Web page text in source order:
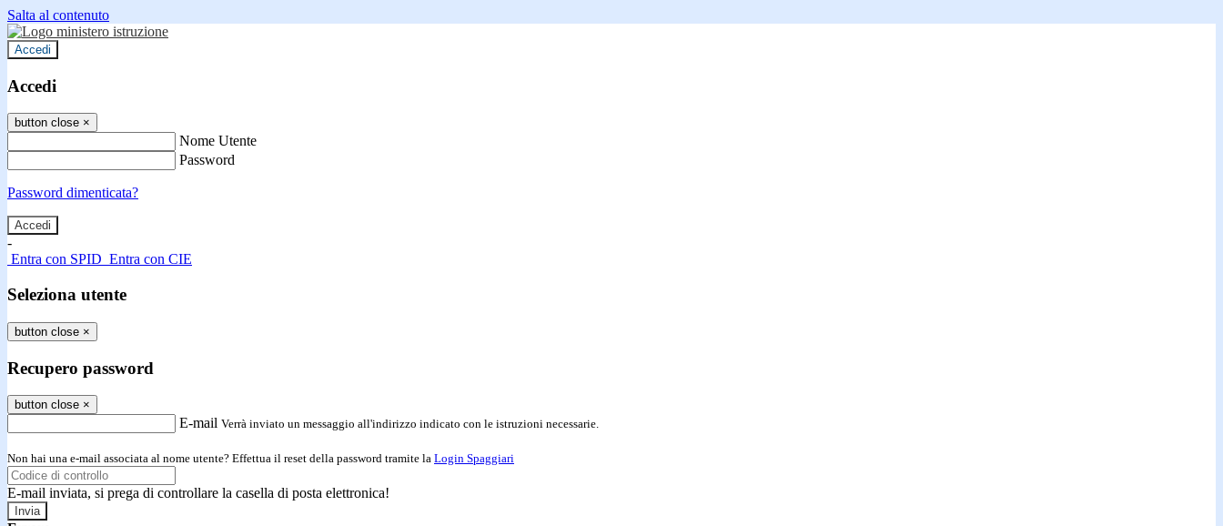
Salta al contenuto
Accedi
Accedi
button close ×
Nome Utente
Password
Password dimenticata?
-
Entra con SPID Entra con CIE
Seleziona utente
button close ×
Recupero password
button close ×
E-mail Verrà inviato un messaggio all'indirizzo indicato con le istruzioni necessarie.
Non hai una e-mail associata al nome utente? Effettua il reset della password tramite la Login Spaggiari
E-mail inviata, si prega di controllare la casella di posta elettronica!